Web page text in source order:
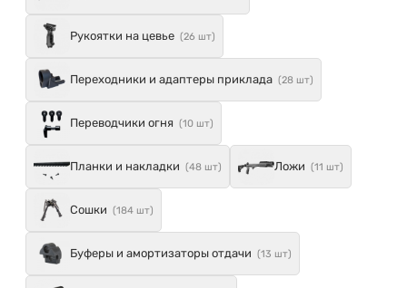
Рукоятки на цевье (26 шт)
Переходники и адаптеры приклада (28 шт)
Переводчики огня (10 шт)
Планки и накладки (48 шт) Ложи (11 шт)
Сошки (184 шт)
Буферы и амортизаторы отдачи (13 шт)